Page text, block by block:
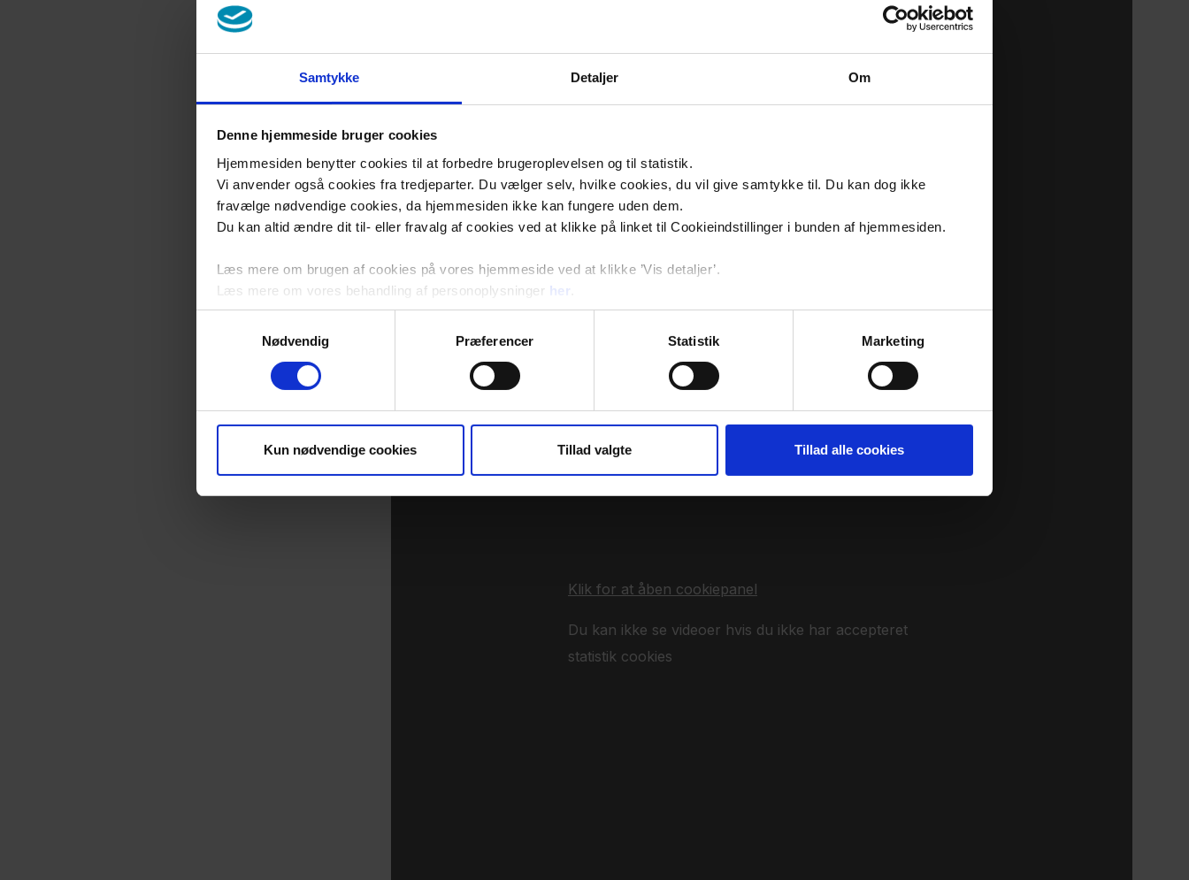
Samtykke Detaljer Om
Denne hjemmeside bruger cookies
Hjemmesiden benytter cookies til at forbedre brugeroplevelsen og til statistik.
Vi anvender også cookies fra tredjeparter. Du vælger selv, hvilke cookies, du vil give samtykke til. Du kan dog ikke
fravælge nødvendige cookies, da hjemmesiden ikke kan fungere uden dem.
Du kan altid ændre dit til- eller fravalg af cookies ved at klikke på linket til Cookieindstillinger i bunden af hjemmesiden.
Læs mere om brugen af cookies på vores hjemmeside ved at klikke ’Vis detaljer’.
Læs mere om vores behandling af personoplysninger her
Nødvendig
Præferencer Statistik Marketing
Kun nødvendige cookies Tillad valgte Tillad alle cookies
Klik for at åben cookiepanel
Du kan ikke se videoer hvis du ikke har accepteret
statistik cookies